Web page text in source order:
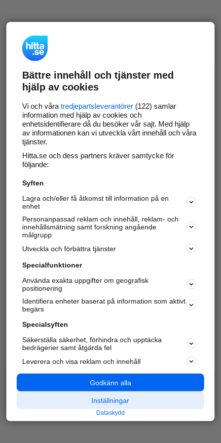
Bättre innehåll och tjänster med
hjälp av cookies
Vi och våra tredjepartsleverantörer(122) samlar
information med hjälp av cookies och
enhetsidentifierare då du besöker vår sajt. Med hjälp
av informationen kan vi utveckla vårt innehåll och våra
tjänster.
Hitta.se och dess partners kräver samtycke för
följande:
Syften
Lagra och/eller få åtkomst till information på en
enhet
Personanpassad reklam och innehåll, reklam- och
innehållsmätning samt forskning angående
målgrupp
Utveckla och förbättra tjänster
Specialfunktioner
Använda exakta uppgifter om geografisk
positionering
Identifiera enheter baserat på information som aktivt
begärs
Specialsyften
Säkerställa säkerhet, förhindra och upptäcka
bedrägerier samt åtgärda fel
Leverera och visa reklam och innehåll
Godkänn alla
Inställningar
Dataskydd